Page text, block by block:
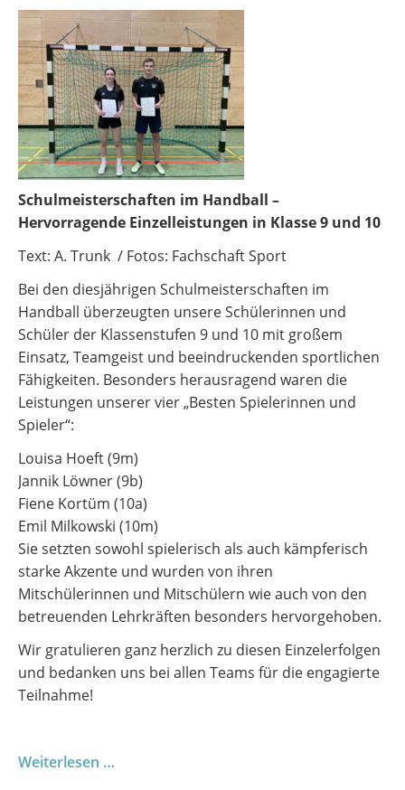
Schulmeisterschaften im Handball –
Hervorragende Einzelleistungen in Klasse 9 und 10
Text: A. Trunk / Fotos: Fachschaft Sport
Bei den diesjährigen Schulmeisterschaften im
Handball überzeugten unsere Schülerinnen und
Schüler der Klassenstufen 9 und 10 mit großem
Einsatz, Teamgeist und beeindruckenden sportlichen
Fähigkeiten. Besonders herausragend waren die
Leistungen unserer vier „Besten Spielerinnen und
Spieler“:
Louisa Hoeft (9m)
Jannik Löwner (9b)
Fiene Kortüm (10a)
Emil Milkowski (10m)
Sie setzten sowohl spielerisch als auch kämpferisch
starke Akzente und wurden von ihren
Mitschülerinnen und Mitschülern wie auch von den
betreuenden Lehrkräften besonders hervorgehoben.
Wir gratulieren ganz herzlich zu diesen Einzelerfolgen
und bedanken uns bei allen Teams für die engagierte
Teilnahme!
Weiterlesen …